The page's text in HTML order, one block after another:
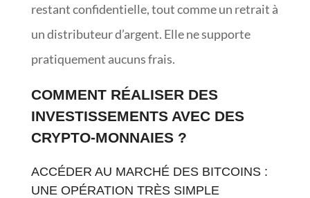
restant confidentielle, tout comme un retrait à
un distributeur d’argent. Elle ne supporte
pratiquement aucuns frais.
COMMENT RÉALISER DES
INVESTISSEMENTS AVEC DES
CRYPTO-MONNAIES ?
ACCÉDER AU MARCHÉ DES BITCOINS :
UNE OPÉRATION TRÈS SIMPLE